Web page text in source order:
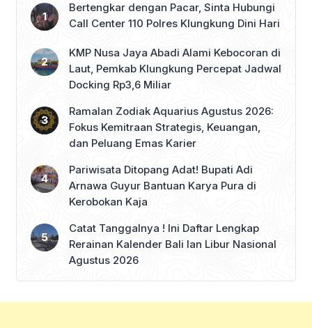
[…]
Bertengkar dengan Pacar, Sinta Hubungi
Call Center 110 Polres Klungkung Dini Hari
KMP Nusa Jaya Abadi Alami Kebocoran di
Laut, Pemkab Klungkung Percepat Jadwal
Docking Rp3,6 Miliar
Ramalan Zodiak Aquarius Agustus 2026:
Fokus Kemitraan Strategis, Keuangan,
dan Peluang Emas Karier
Pariwisata Ditopang Adat! Bupati Adi
Arnawa Guyur Bantuan Karya Pura di
Kerobokan Kaja
Catat Tanggalnya ! Ini Daftar Lengkap
Rerainan Kalender Bali lan Libur Nasional
Agustus 2026